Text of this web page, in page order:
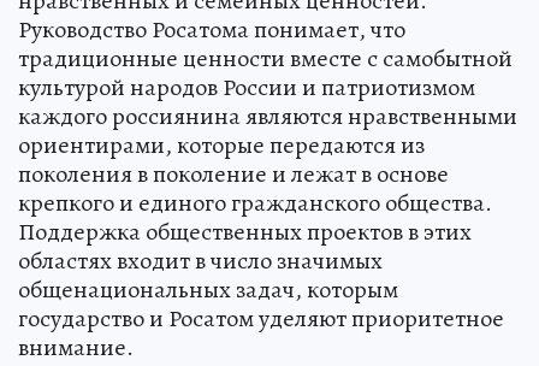
Руководство Росатома понимает, что
традиционные ценности вместе с самобытной
культурой народов России и патриотизмом
каждого россиянина являются нравственными
ориентирами, которые передаются из
поколения в поколение и лежат в основе
крепкого и единого гражданского общества.
Поддержка общественных проектов в этих
областях входит в число значимых
общенациональных задач, которым
государство и Росатом уделяют приоритетное
внимание.